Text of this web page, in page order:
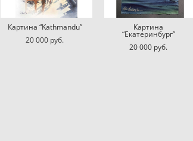
Картина “Kathmandu”
20 000 pуб.
Картина
“Екатеринбург”
20 000 pуб.